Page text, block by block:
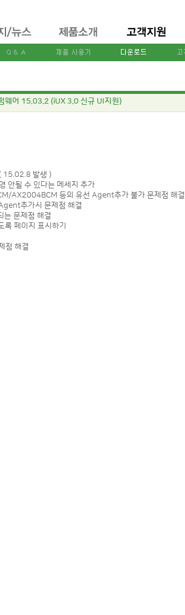
웨어 15.03.2 (iUX 3.0 신규 UI지원)
15.02.8 발생 )
안될 수 있다는 메세지 추가
AX2004BCM 등의 유선 Agent추가 불가 문제점 해결
추가시 문제점 해결
는 문제점 해결
페이지 표시하기
점 해결